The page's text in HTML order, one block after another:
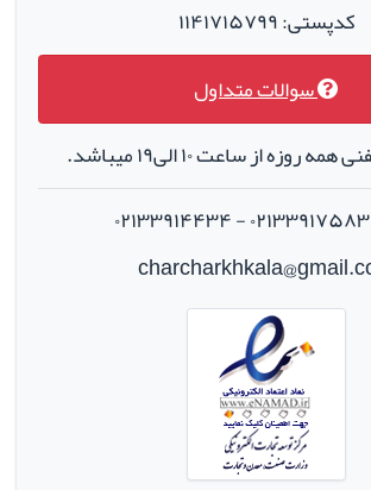
کدپستی: ۱۱۴۱۷۱۵۷۹۹
سوالات متداول
روزه از ساعت ۱۰ الی۱۹ میباشد.